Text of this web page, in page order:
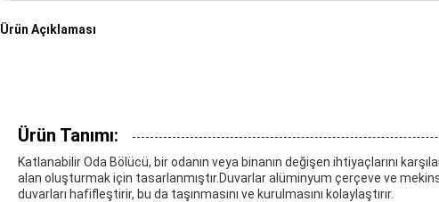
Ürün Açıklaması
Ürün Tanımı:
Katlanabilir Oda Bölücü, bir odanın veya binanın değişen ihtiyaçlarını
alan oluşturmak için tasarlanmıştır.Duvarlar alüminyum çerçeve ve
duvarları hafifleştirir, bu da taşınmasını ve kurulmasını kolaylaştırır.